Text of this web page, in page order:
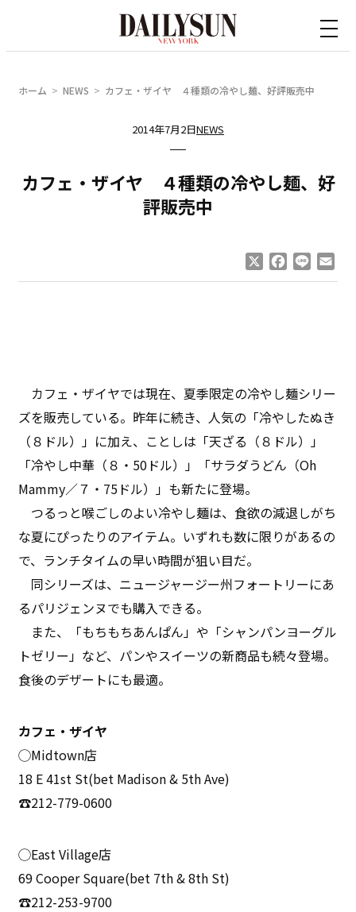
ホーム NEWS カフェ・ザイヤ ４種類の冷やし麺、好評販売中
2014年7月2日NEWS
カフェ・ザイヤ ４種類の冷やし麺、好
評販売中
Facebook
Line
カフェ・ザイヤでは現在、夏季限定の冷やし麺シリー
ズを販売している。昨年に続き、人気の「冷やしたぬき
（８ドル）」に加え、ことしは「天ざる（８ドル）」
「冷やし中華（８・50ドル）」「サラダうどん（Oh
Mammy／７・75ドル）」も新たに登場。
つるっと喉ごしのよい冷やし麺は、食欲の減退しがち
な夏にぴったりのアイテム。いずれも数に限りがあるの
で、ランチタイムの早い時間が狙い目だ。
同シリーズは、ニュージャージー州フォートリーにあ
るパリジェンヌでも購入できる。
また、「もちもちあんぱん」や「シャンパンヨーグル
トゼリー」など、パンやスイーツの新商品も続々登場。
食後のデザートにも最適。
カフェ・ザイヤ
◯Midtown店
18 E 41st St(bet Madison & 5th Ave)
☎212-779-0600
◯East Village店
69 Cooper Square(bet 7th & 8th St)
☎212-253-9700